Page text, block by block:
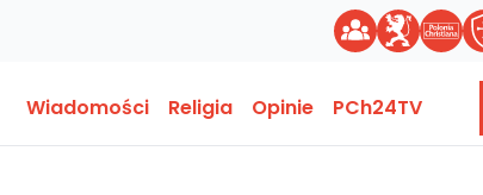
Wiadomości Religia Opinie PCh24TV